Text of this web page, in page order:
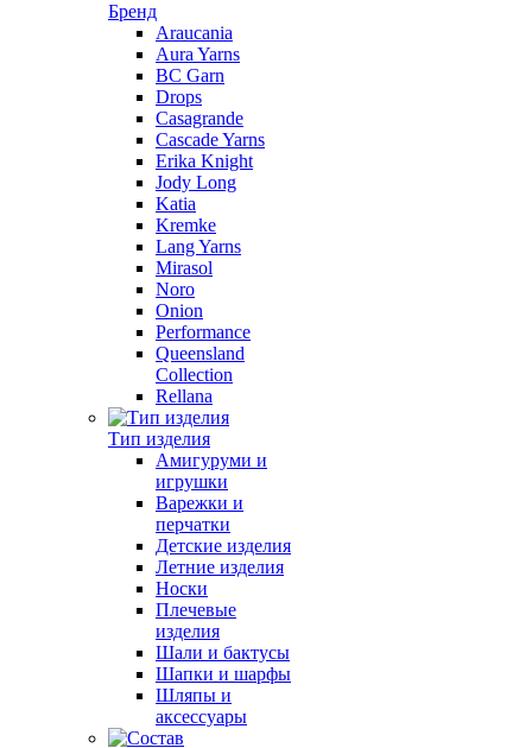
Бренд
Araucania
Aura Yarns
BC Garn
Drops
Casagrande
Cascade Yarns
Erika Knight
Jody Long
Katia
Kremke
Lang Yarns
Mirasol
Noro
Onion
Performance
Queensland
Collection
Rellana
Тип изделия
Амигуруми и
игрушки
Варежки и
перчатки
Детские изделия
Летние изделия
Носки
Плечевые
изделия
Шали и бактусы
Шапки и шарфы
Шляпы и
аксессуары